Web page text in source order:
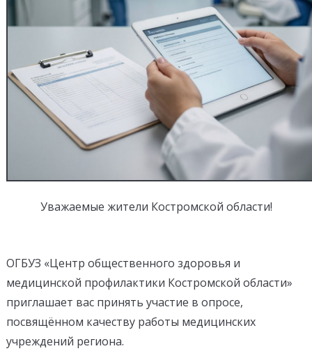
Уважаемые жители Костромской области!
ОГБУЗ «Центр общественного здоровья и
медицинской профилактики Костромской области»
приглашает вас принять участие в опросе,
посвящённом качеству работы медицинских
учреждений региона.